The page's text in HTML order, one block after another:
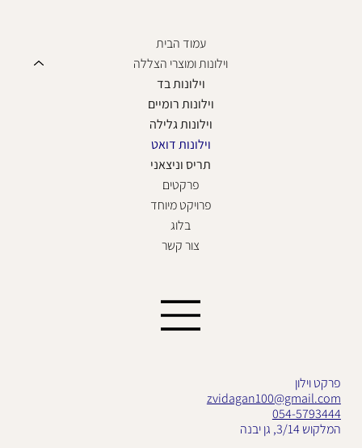
עמוד הבית
וילונות ומוצרי הצללה
וילונות בד
וילונות רומיים
וילונות גלילה
וילונות דואט
תריס וניצאני
פרקטים
פרויקט מיוחד
בלוג
צור קשר
פרקט וילון
zvidagan100@gmail.com
054-5793444
המלקוש 3/14, גן יבנה